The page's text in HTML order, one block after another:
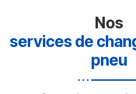
Nos
services de
pneu